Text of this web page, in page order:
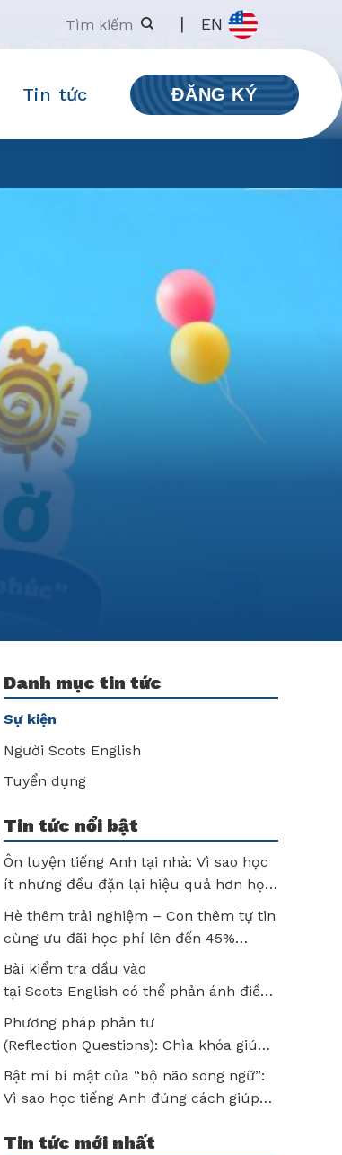
| EN
Tin tức ĐĂNG KÝ
cùng thế hệ
Danh mục tin tức
Sự kiện
Người Scots English
Tuyển dụng
Tin tức nổi bật
Ôn luyện tiếng Anh tại nhà: Vì sao học
ít nhưng đều đặn lại hiệu quả hơn học
thật lâu?
Hè thêm trải nghiệm – Con thêm tự tin
cùng ưu đãi học phí lên đến 45%
tại Scots English
Bài kiểm tra đầu vào
tại Scots English có thể phản ánh điều
gì về năng lực của trẻ? Hiểu đúng để
không bỏ lỡ tiềm năng của con!
Phương pháp phản tư
(Reflection Questions): Chìa khóa giúp
trẻ học tập chủ động và phát triển tư
duy sau mỗi bài học
Bật mí bí mật của “bộ não song ngữ”:
Vì sao học tiếng Anh đúng cách giúp
Tin tức mới nhất